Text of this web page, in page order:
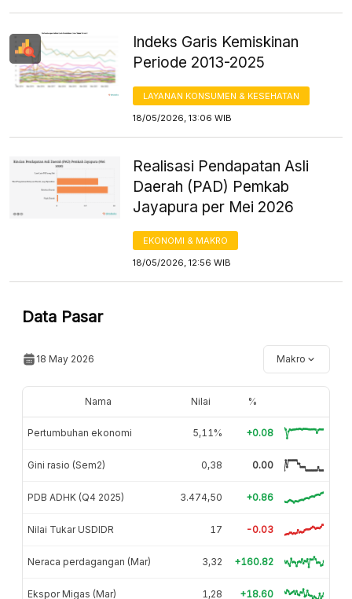
Indeks Garis Kemiskinan
Periode 2013-2025
LAYANAN KONSUMEN & KESEHATAN
18/05/2026, 13:06 WIB
Realisasi Pendapatan Asli
Daerah (PAD) Pemkab
Jayapura per Mei 2026
EKONOMI & MAKRO
18/05/2026, 12:56 WIB
Data Pasar
18 May 2026 Makro
Nama Nilai %
Pertumbuhan ekonomi 5,11% +0.08
Gini rasio (Sem2) 0,38 0.00
PDB ADHK (Q4 2025) 3.474,50 +0.86
Nilai Tukar USDIDR 17 -0.03
Neraca perdagangan (Mar) 3,32 +160.82
Ekspor Migas (Mar) 1,28 +18.60